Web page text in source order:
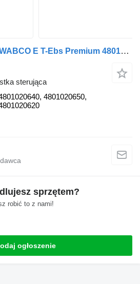
Jednostka sterująca WABCO E T-Ebs Premium 4801020630 do ciągnika siodłowego
sterująca
4801020650,
sprzętem?
robić to z nami!
ogłoszenie